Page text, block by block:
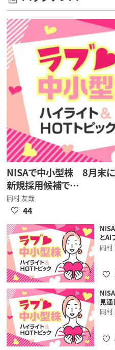
NISAで中小型株 8月末に
新規採用候補で…
岡村 友哉
44
とAI
岡村
見
岡村